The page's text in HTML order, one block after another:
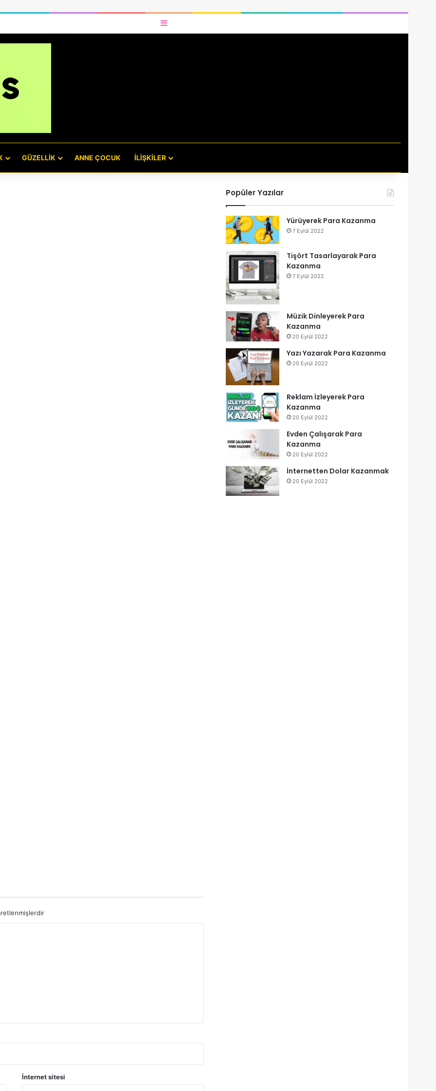
Kenar Bölmesi
GÜZELLIK ANNE ÇOCUK İLIŞKILER
İnternet sitesi
Popüler Yazılar
Yürüyerek Para Kazanma
7 Eylül 2022
Tişört Tasarlayarak Para
Kazanma
7 Eylül 2022
Müzik Dinleyerek Para
Kazanma
20 Eylül 2022
Yazı Yazarak Para Kazanma
20 Eylül 2022
Reklam İzleyerek Para
Kazanma
20 Eylül 2022
Evden Çalışarak Para
Kazanma
20 Eylül 2022
İnternetten Dolar Kazanmak
20 Eylül 2022